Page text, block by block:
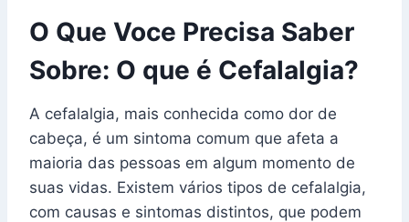
O Que Voce Precisa Saber
Sobre: O que é Cefalalgia?
A cefalalgia, mais conhecida como dor de
cabeça, é um sintoma comum que afeta a
maioria das pessoas em algum momento de
suas vidas. Existem vários tipos de cefalalgia,
com causas e sintomas distintos, que podem